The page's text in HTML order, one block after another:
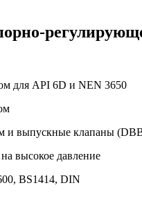
для API 6D и NEN 3650
выпускные клапаны
высокое давление
BS1414, DIN